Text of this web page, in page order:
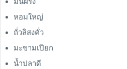
หอมใหญ่
ถั่วลิสงคั่ว
มะขามเปียก
น้ำปลาดี